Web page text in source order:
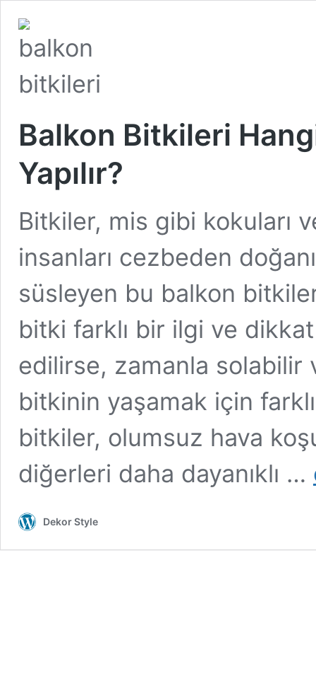
Balkon Bitkileri
Yapılır?
Bitkiler, mis gibi kokuları
insanları cezbeden
süsleyen bu balkon
bitki farklı bir ilgi ve
edilirse, zamanla
bitkinin yaşamak için
bitkiler, olumsuz hava
diğerleri daha dayanıklı …
Dekor Style